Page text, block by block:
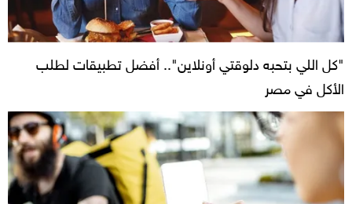
"كل اللي بتحبه دلوقتي أونلاين".. أفضل تطبيقات لطلب
الأكل في مصر